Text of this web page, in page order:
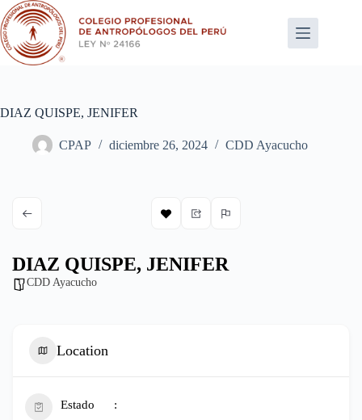
Saltar
al
contenido
DIAZ QUISPE, JENIFER
CPAP diciembre 26, 2024 CDD Ayacucho
DIAZ QUISPE, JENIFER
CDD Ayacucho
Location
Estado